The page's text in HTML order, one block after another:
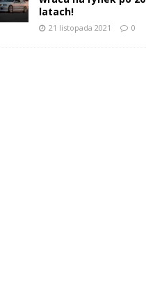
latach!
21 listopada 2021 0